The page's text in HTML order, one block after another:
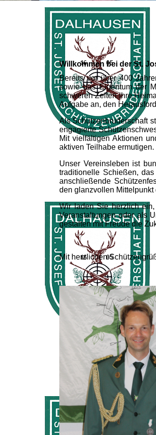
Willkommen bei der St.
Bereits vor über 400
sowie das Eigentum der
schweren Zeiten ihre
Aufgabe an, den
Als Schützenbruderschaft
engagierte
Mit vielfältigen Aktionen
aktiven Teilhabe ermutigen.
Unser Vereinsleben ist
traditionelle Schießen,
anschließende
den glanzvollen Mittelpunkt
Wir laden Sie herzlich
Veranstaltungen oder als
gestalten mit Freude die
Mit herzlichen